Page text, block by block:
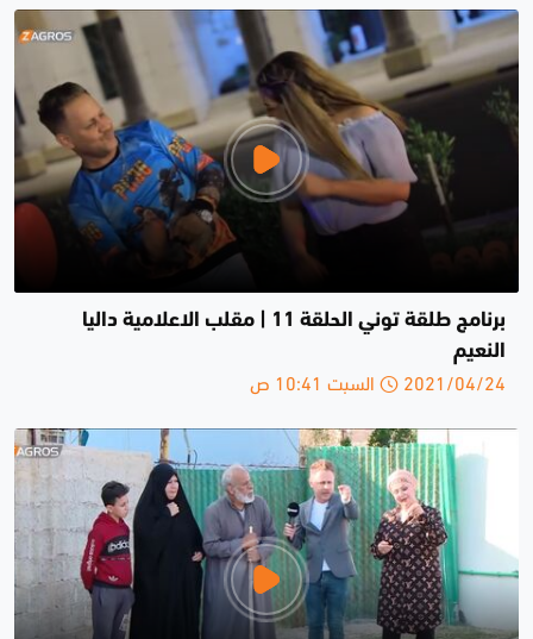
برنامج طلقة توني الحلقة 11 | مقلب الاعلامية داليا
النعيم
2021/04/24 السبت 10:41 ص